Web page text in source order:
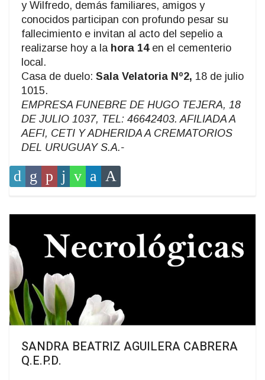
y Wilfredo, demás familiares, amigos y
conocidos participan con profundo pesar su
fallecimiento e invitan al acto del sepelio a
realizarse hoy a la hora 14en el cementerio
local.
Casa de duelo: Sala Velatoria Nº2, 18 de julio
1015.
EMPRESA FUNEBRE DE HUGO TEJERA, 18
DE JULIO 1037, TEL: 46642403. AFILIADA A
AEFI, CETI Y ADHERIDA A CREMATORIOS
DEL URUGUAY S.A.-
SANDRA BEATRIZ AGUILERA CABRERA
Q.E.P.D.